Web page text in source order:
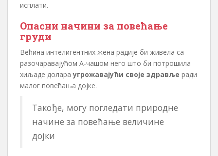
исплати.
Опасни начини за повећање
груди
Већина интелигентних жена радије би живела са
разочаравајућом А-чашом него што би потрошила
хиљаде долараугрожавајући своје здравље ради
малог повећања дојке.
Такође, могу погледати природне
начине за повећање величине
дојки